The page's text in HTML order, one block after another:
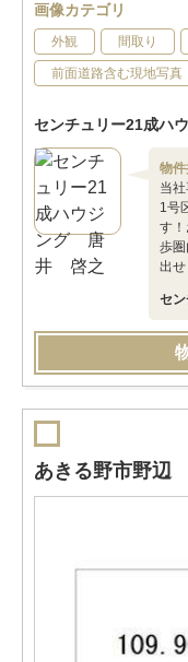
画像カテゴリ
外観 間取り
前面道路含む現地写真
センチュリー21成ハ
物件
当
1号
す
歩
出せ
セ
あきる野市野辺